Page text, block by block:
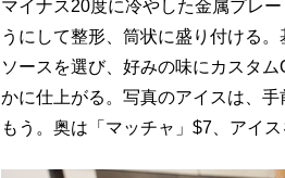
マイナス20度に冷やした金属プレ
うにして整形、筒状に盛り付ける
ソースを選び、好みの味にカスタ
かに仕上がる。写真のアイスは、
もう。奥は「マッチャ」$7、アイ